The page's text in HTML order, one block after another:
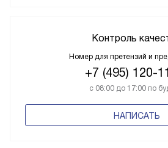
Контроль
Номер для претензий и
+7 (495) 120-
с 08:00 до 17:00 по
НАПИСАТЬ